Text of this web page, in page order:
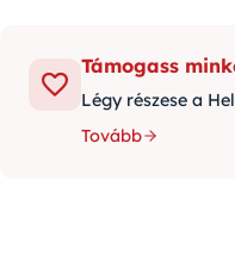
Támogass
Légy részese a
Tovább